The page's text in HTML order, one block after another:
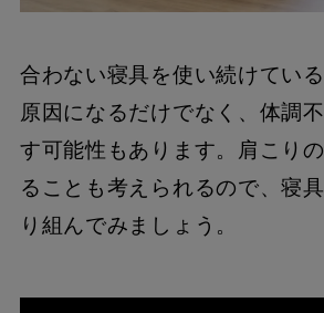
合わない寝具を使い続けてい
原因になるだけでなく、体調
す可能性もあります。肩こり
ることも考えられるので、寝
り組んでみましょう。